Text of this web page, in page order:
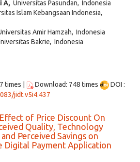
A, Universitas Pasundan, Indonesia
Islam Kebangsaan Indonesia,
Amir Hamzah, Indonesia
Bakrie, Indonesia
times |
Download: 748 times
DOI :
jidt.v5i4.437
of Price Discount On
Quality, Technology
Perceived Savings on
Digital Payment Application